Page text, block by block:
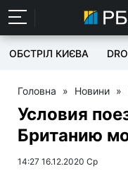
ОБСТРІЛ КИЄВА
Головна » Новини »
Условия
Британию
14:27 16.12.2020 Ср